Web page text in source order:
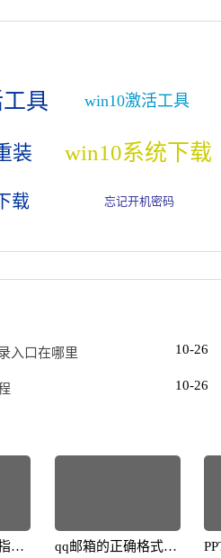
具 win10激活工具
装 win10系统下载
载 忘记开机密码
入口在哪里 10-26
10-26
qq邮箱的正确格式解